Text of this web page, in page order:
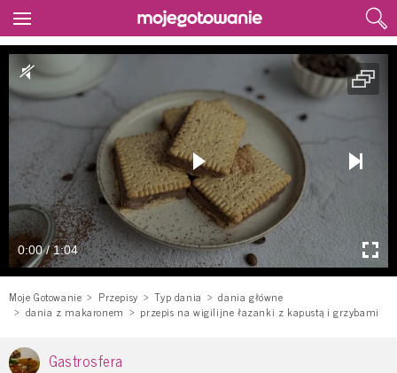
0:00 / 1:04
Moje Gotowanie Przepisy Typ dania
dania główne
dania z makaronem
przepis na wigilijne łazanki z kapustą i grzybami
Gastrosfera